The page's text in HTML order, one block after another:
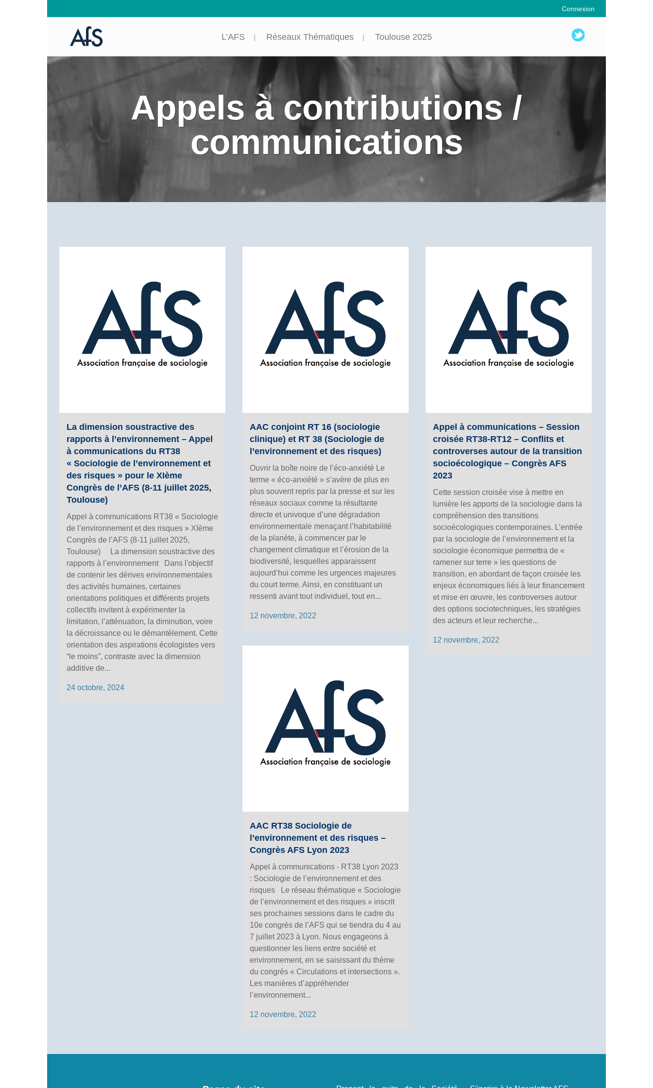
Connexion
L’AFS Réseaux Thématiques Toulouse 2025
Appels à contributions /
communications
La dimension soustractive des
rapports à l’environnement – Appel
à communications du RT38
« Sociologie de l’environnement et
des risques » pour le XIème
Congrès de l’AFS (8-11 juillet 2025,
Toulouse)
Appel à communications RT38 « Sociologie
de l’environnement et des risques » XIème
Congrès de l’AFS (8-11 juillet 2025,
Toulouse) La dimension soustractive des
rapports à l’environnement Dans l'objectif
de contenir les dérives environnementales
des activités humaines, certaines
orientations politiques et différents projets
collectifs invitent à expérimenter la
limitation, l’atténuation, la diminution, voire
la décroissance ou le démantèlement. Cette
orientation des aspirations écologistes vers
“le moins”, contraste avec la dimension
additive de...
24 octobre, 2024
AAC conjoint RT 16 (sociologie
clinique) et RT 38 (Sociologie de
l’environnement et des risques)
Ouvrir la boîte noire de l’éco-anxiété Le
terme « éco-anxiété » s’avère de plus en
plus souvent repris par la presse et sur les
réseaux sociaux comme la résultante
directe et univoque d’une dégradation
environnementale menaçant l’habitabilité
de la planète, à commencer par le
changement climatique et l’érosion de la
biodiversité, lesquelles apparaissent
aujourd’hui comme les urgences majeures
du court terme. Ainsi, en constituant un
ressenti avant tout individuel, tout en...
12 novembre, 2022
Appel à communications – Session
croisée RT38-RT12 – Conflits et
controverses autour de la transition
socioécologique – Congrès AFS
2023
Cette session croisée vise à mettre en
lumière les apports de la sociologie dans la
compréhension des transitions
socioécologiques contemporaines. L’entrée
par la sociologie de l’environnement et la
sociologie économique permettra de «
ramener sur terre » les questions de
transition, en abordant de façon croisée les
enjeux économiques liés à leur financement
et mise en œuvre, les controverses autour
des options sociotechniques, les stratégies
des acteurs et leur recherche...
12 novembre, 2022
AAC RT38 Sociologie de
l’environnement et des risques –
Congrès AFS Lyon 2023
Appel à communications - RT38 Lyon 2023
: Sociologie de l’environnement et des
risques Le réseau thématique « Sociologie
de l’environnement et des risques » inscrit
ses prochaines sessions dans le cadre du
10e congrès de l’AFS qui se tiendra du 4 au
7 juillet 2023 à Lyon. Nous engageons à
questionner les liens entre société et
environnement, en se saisissant du thème
du congrès « Circulations et intersections ».
Les manières d’appréhender
l’environnement...
12 novembre, 2022